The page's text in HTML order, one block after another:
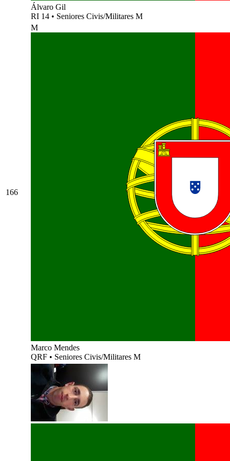
Álvaro Gil
RI 14 • Seniores Civis/Militares M
166
M
Marco Mendes
QRF • Seniores Civis/Militares M